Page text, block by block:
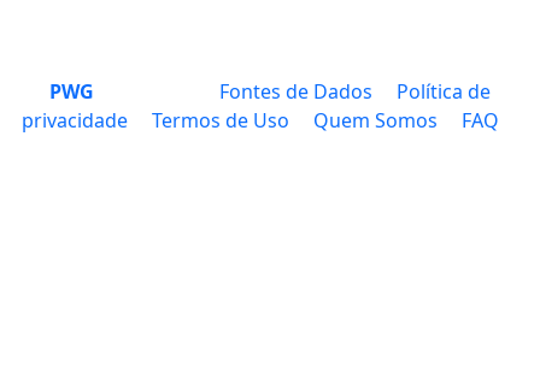
PWG Fontes de Dados
Política de
privacidade
Termos de Uso Quem Somos FAQ